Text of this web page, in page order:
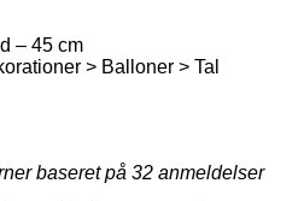
– 45 cm
> Balloner > Tal
baseret på 32 anmeldelser